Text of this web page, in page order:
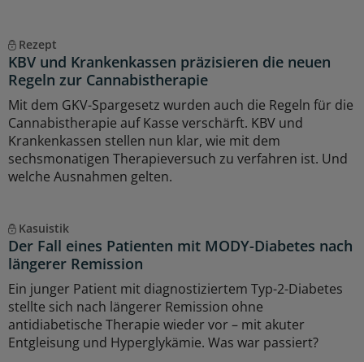
Rezept
KBV und Krankenkassen präzisieren die neuen
Regeln zur Cannabistherapie
Mit dem GKV-Spargesetz wurden auch die Regeln für die
Cannabistherapie auf Kasse verschärft. KBV und
Krankenkassen stellen nun klar, wie mit dem
sechsmonatigen Therapieversuch zu verfahren ist. Und
welche Ausnahmen gelten.
Kasuistik
Der Fall eines Patienten mit MODY-Diabetes nach
längerer Remission
Ein junger Patient mit diagnostiziertem Typ-2-Diabetes
stellte sich nach längerer Remission ohne
antidiabetische Therapie wieder vor – mit akuter
Entgleisung und Hyperglykämie. Was war passiert?